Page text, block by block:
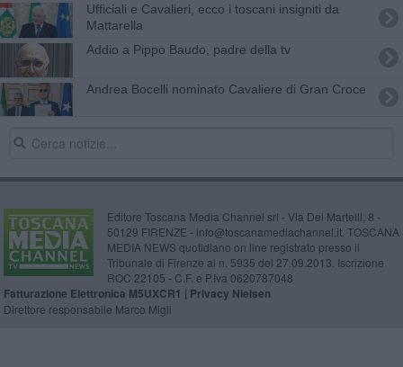
Ufficiali e Cavalieri, ecco i toscani insigniti da
Mattarella
Addio a Pippo Baudo, padre della tv
Andrea Bocelli nominato Cavaliere di Gran Croce
Editore Toscana Media Channel srl - Via Dei Martelli, 8 -
50129 FIRENZE - info@toscanamediachannel.it. TOSCANA
MEDIA NEWS quotidiano on line registrato presso il
Tribunale di Firenze al n. 5935 del 27.09.2013. Iscrizione
ROC 22105 - C.F. e P.Iva 0620787048
Fatturazione Elettronica M5UXCR1 | Privacy Nielsen
Direttore responsabile Marco Migli